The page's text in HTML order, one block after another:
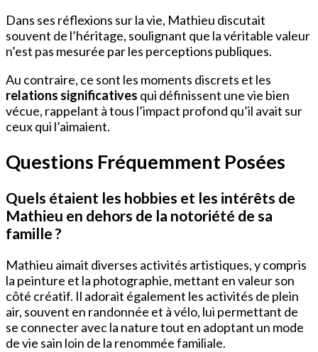
Dans ses réflexions sur la vie, Mathieu discutait
souvent de l’héritage, soulignant que la véritable valeur
n’est pas mesurée par les perceptions publiques.
Au contraire, ce sont les moments discrets et les
relations significatives qui définissent une vie bien
vécue, rappelant à tous l’impact profond qu’il avait sur
ceux qui l’aimaient.
Questions Fréquemment Posées
Quels étaient les hobbies et les intérêts de
Mathieu en dehors de la notoriété de sa
famille ?
Mathieu aimait diverses activités artistiques, y compris
la peinture et la photographie, mettant en valeur son
côté créatif. Il adorait également les activités de plein
air, souvent en randonnée et à vélo, lui permettant de
se connecter avec la nature tout en adoptant un mode
de vie sain loin de la renommée familiale.